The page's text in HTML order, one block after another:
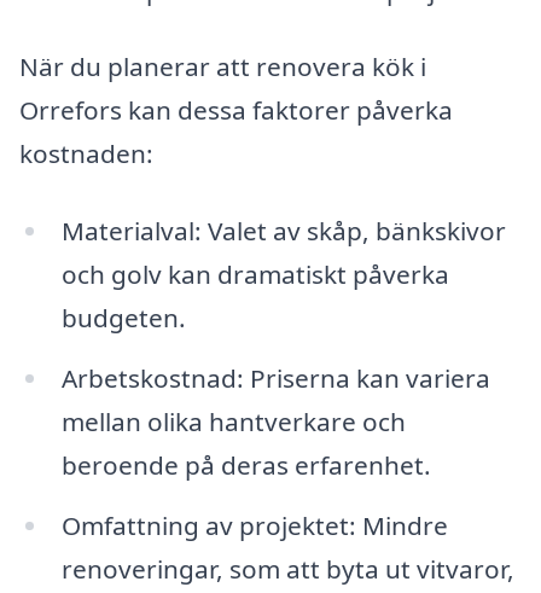
När du planerar att renovera kök i
Orrefors kan dessa faktorer påverka
kostnaden:
Materialval: Valet av skåp, bänkskivor
och golv kan dramatiskt påverka
budgeten.
Arbetskostnad: Priserna kan variera
mellan olika hantverkare och
beroende på deras erfarenhet.
Omfattning av projektet: Mindre
renoveringar, som att byta ut vitvaror,